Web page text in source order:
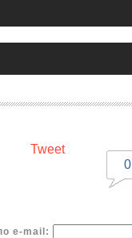
Tweet
0
e-mail: